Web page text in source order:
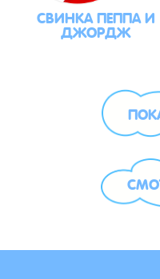
СВИНКА ПЕППА И
ДЖОРДЖ